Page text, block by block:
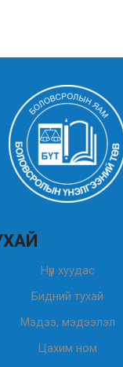
Нүүр хуудас
Бидний тухай
Мэдээ, мэдээлэл
Цахим ном